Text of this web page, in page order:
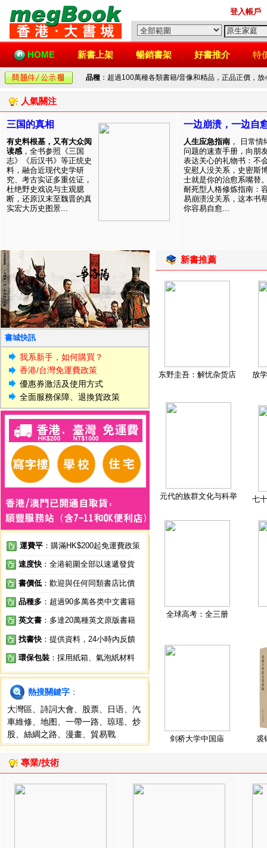
登入帳戶
HOME 新書上架 暢銷書架 好書推介 特
品種 ：超過100萬種各類書籍/音像和精品，正品正價，
人氣關注
三国的真相
有史料根基，又有大众阅
读感 ，全书参照《三国
志》《后汉书》等正统史
料，融合近现代史学研
究、考古实证多重佐证，
杜绝野史戏说与主观臆
断，还原汉末至魏晋的真
实宏大历史图景...
一边崩溃，一边自
人生应急指南 ， 日常情
问题的速查手册，向朋
表达关心的礼物书：不
安慰人没关系，史密斯
士就是你的治愈系嘴替
耐死型人格修炼指南：
易崩溃没关系，这本书
你容易自愈...
書城快訊
我系新手，如何購買？
香港/台灣免運費政策
優惠券激活及使用方式
全面服務保障、退換貨政策
運費平 ：購滿HK$200起免運費政策
速度快 ：全港範圍全部以速遞發貨
書價低 ：歡迎與任何同類書店比價
品種多 ：超過90多萬各类中文書籍
英文書 ：多達20萬種英文原版書籍
找書快 ：提供資料，24小時內反饋
環保包裝 ：採用紙箱、氣泡紙材料
熱搜關鍵字 ：
大灣區
詩詞大會 股票 日语
汽
車維修
地图 一帶一路 琼瑶
炒
股
絲綢之路 漫畫 貿易戰
新書推薦
东野圭吾：解忧杂货店 放
元代的族群文化与科举 七
全球高考：全三册
剑桥大学中国庙 裘
專業/技術